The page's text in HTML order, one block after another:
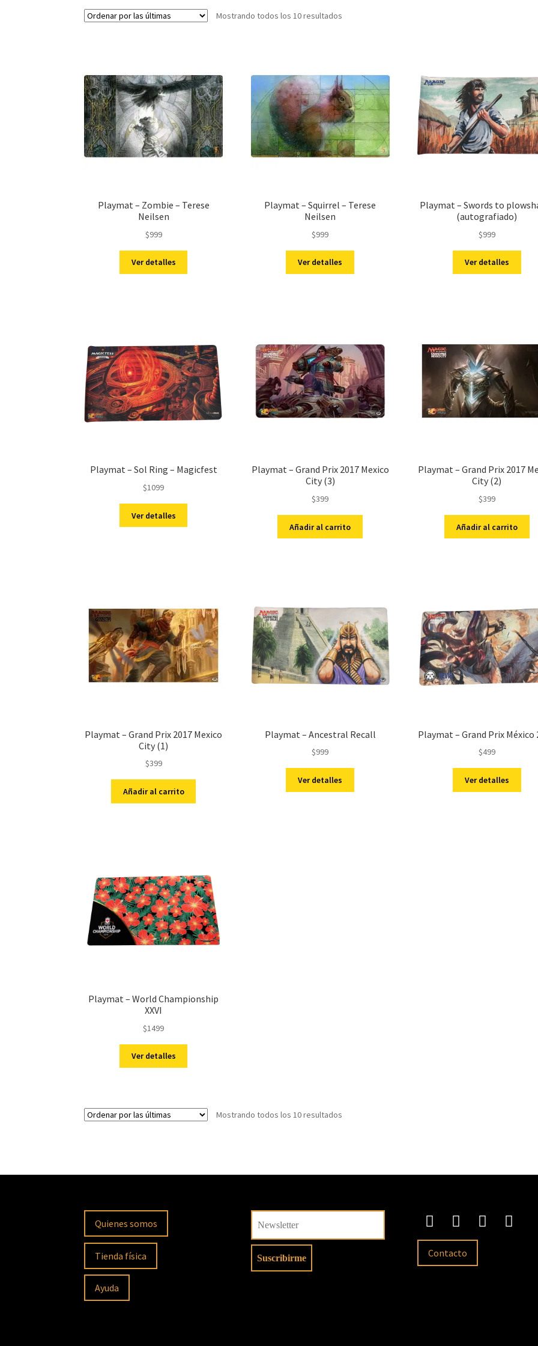
Mostrando todos los 10 resultados
Playmat – Zombie – Terese
Neilsen
$999
Ver detalles
Playmat – Squirrel – Terese
Neilsen
$999
Ver detalles
Playmat – Swords to
(autografiado)
$999
Ver detalles
Playmat – Sol Ring – Magicfest
$1099
Ver detalles
Playmat – Grand Prix 2017 Mexico
City (3)
$399
Añadir al carrito
Playmat – Grand Prix 2017
City (2)
$399
Añadir al carrito
Playmat – Grand Prix 2017 Mexico
City (1)
$399
Añadir al carrito
Playmat – Ancestral Recall
$999
Ver detalles
Playmat – Grand Prix México
$499
Ver detalles
Playmat – World Championship
XXVI
$1499
Ver detalles
Mostrando todos los 10 resultados
Quienes somos
Tienda física
Ayuda
Contacto